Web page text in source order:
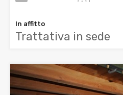
In affitto
Trattativa in sede